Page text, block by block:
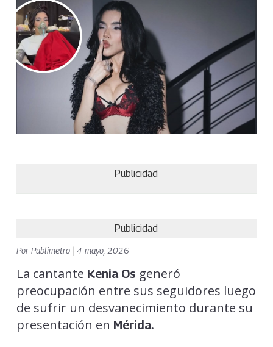
Publicidad
Publicidad
PorPublimetro 4 mayo, 2026
La cantante Kenia Os generó
preocupación entre sus seguidores luego
de sufrir un desvanecimiento durante su
presentación en Mérida.